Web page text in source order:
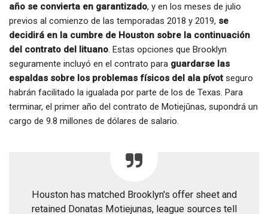
año se convierta en garantizado, y en los meses de julio
previos al comienzo de las temporadas 2018 y 2019, se
decidirá en la cumbre de Houston sobre la continuación
del contrato del lituano. Estas opciones que Brooklyn
seguramente incluyó en el contrato para guardarse las
espaldas sobre los problemas físicos del ala pívot seguro
habrán facilitado la igualada por parte de los de Texas. Para
terminar, el primer año del contrato de Motiejūnas, supondrá un
cargo de 9.8 millones de dólares de salario.
Houston has matched Brooklyn's offer sheet and
retained Donatas Motiejunas, league sources tell